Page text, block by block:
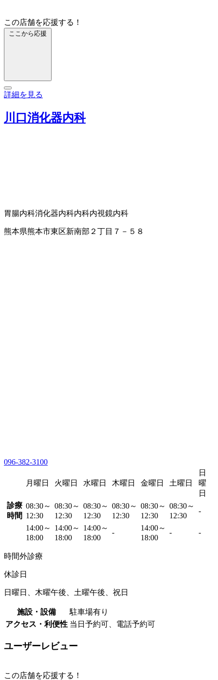
この店舗を応援する！
ここから応援
詳細を見る
川口消化器内科
胃腸内科消化器内科内科内視鏡内科
熊本県熊本市東区新南部２丁目７－５８
096-382-3100
月曜日 火曜日 水曜日 木曜日 金曜日 土曜日
日
曜
日
診療
時間
08:30～
12:30
08:30～
12:30
08:30～
12:30
08:30～
12:30
08:30～
12:30
08:30～
12:30
-
14:00～
18:00
14:00～
18:00
14:00～
18:00
-
14:00～
18:00
- -
時間外診療
休診日
日曜日、木曜午後、土曜午後、祝日
施設・設備
駐車場有り
アクセス・利便性 当日予約可、電話予約可
ユーザーレビュー
この店舗を応援する！